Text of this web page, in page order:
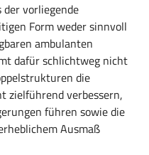
der vorliegende
Form weder sinnvoll
ambulanten
dafür schlichtweg nicht
die
zielführend verbessern,
führen sowie die
Ausmaß